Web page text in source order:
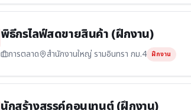
พิธีกรไลฟ์สดขายสินค้า (ฝึกงาน)
การตลาด สำนักงานใหญ่ รามอินทรา กม.4 ฝึกงาน
นักสร้างสรรค์คอนเทนต์ (ฝึกงาน)